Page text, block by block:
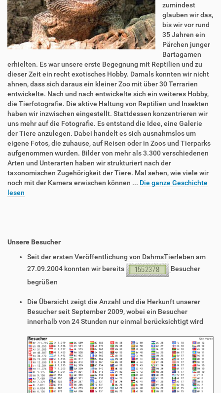
zumindest
glauben wir das,
bis wir vor rund
35 Jahren ein
Pärchen junger
Bartagamen
erhielten. Es war unsere erste Begegnung mit Reptilien und zu
dieser Zeit ein recht exotisches Hobby. Damals konnten wir nicht
ahnen, dass sich daraus ein kleiner Zoo mit über 30 Terrarien
entwickelte. Nach und nach entwickelte sich ein weiteres Hobby,
die Tierfotografie. Die aktive Haltung von Reptilien und Insekten
haben wir inzwischen eingestellt. Stattdessen konzentrieren wir
uns mehr auf die Fotografie. Es entstand die Idee, eine Galerie
der Tiere anzulegen. Dabei handelt es sich ausnahmslos um
eigene Fotos, die zuhause, auf Reisen oder in Zoos und Tierparks
aufgenommen wurden. Bilder von mehr als 3.300 verschiedenen
Arten und Unterarten haben wir strukturiert nach der
taxonomischen Zugehörigkeit der Tiere. Mal sehen, wie viele wir
noch mit der Kamera erwischen können ... Die ganze Geschichte
lesen
Unsere Besucher
Seit der ersten Veröffentlichung von DahmsTierleben am
27.09.2004 konnten wir bereits
Besucher
begrüßen
Die Übersicht zeigt die Anzahl und die Herkunft unserer
Besucher seit September 2009, wobei ein Besucher
innerhalb von 24 Stunden nur einmal berücksichtigt wird